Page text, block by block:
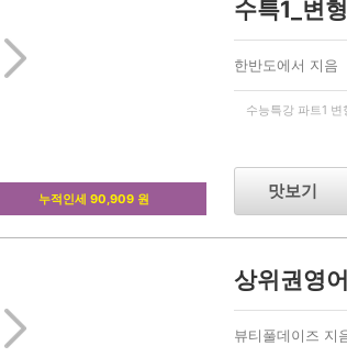
누적인세 90,909 원
수특1_변
한반도에서 지
수능특강 파트1
맛보기
뷰티풀데이즈